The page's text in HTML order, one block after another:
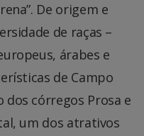
De origem e
de raças –
árabes e
de Campo
córregos Prosa e
um dos atrativos